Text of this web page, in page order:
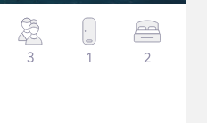
3 1 2